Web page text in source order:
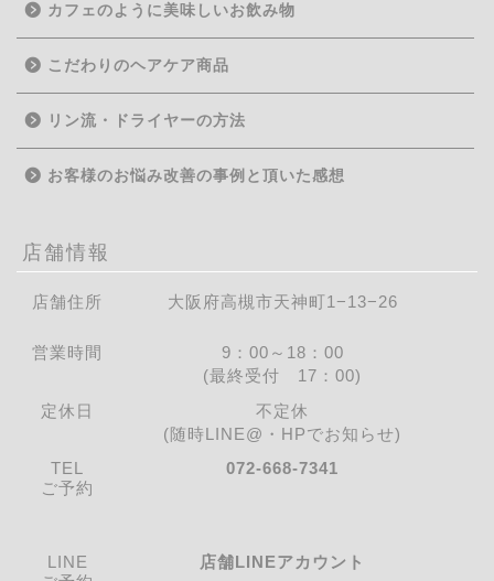
カフェのように美味しいお飲み物
こだわりのヘアケア商品
リン流・ドライヤーの方法
お客様のお悩み改善の事例と頂いた感想
店舗情報
店舗住所 大阪府高槻市天神町1−13−26
営業時間
9：00～18：00
(最終受付 17：00)
定休日
不定休
(随時LINE@・HPでお知らせ)
TEL
ご予約
072-668-7341
LINE
店舗LINEアカウント